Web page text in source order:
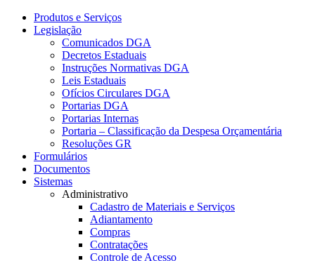
Produtos e Serviços
Legislação
Comunicados DGA
Decretos Estaduais
Instruções Normativas DGA
Leis Estaduais
Ofícios Circulares DGA
Portarias DGA
Portarias Internas
Portaria – Classificação da Despesa Orçamentária
Resoluções GR
Formulários
Documentos
Sistemas
Administrativo
Cadastro de Materiais e Serviços
Adiantamento
Compras
Contratações
Controle de Acesso